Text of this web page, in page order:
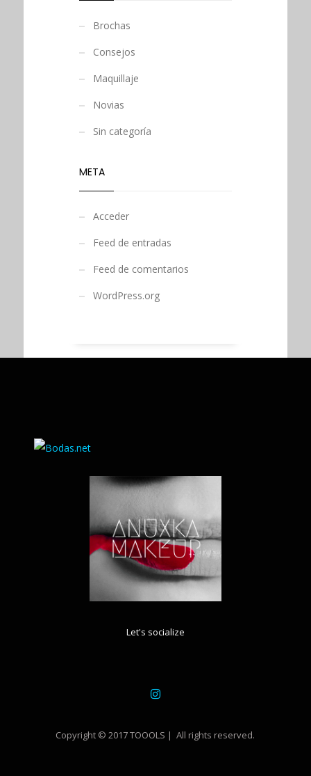
Brochas
Consejos
Maquillaje
Novias
Sin categoría
META
Acceder
Feed de entradas
Feed de comentarios
WordPress.org
Let's socialize
Copyright © 2017 TOOOLS | All rights reserved.